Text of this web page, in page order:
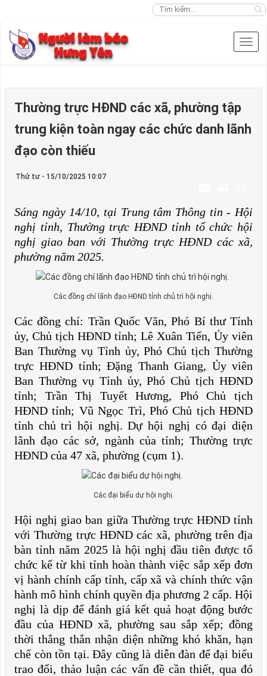
Thường trực HĐND các xã, phường tập
trung kiện toàn ngay các chức danh lãnh
đạo còn thiếu
Thứ tư - 15/10/2025 10:07
Sáng ngày 14/10, tại Trung tâm Thông tin - Hội
nghị tỉnh, Thường trực HĐND tỉnh tổ chức hội
nghị giao ban với Thường trực HĐND các xã,
phường năm 2025.
Các đồng chí lãnh đạo HĐND tỉnh chủ trì hội nghị.
Các đồng chí: Trần Quốc Văn, Phó Bí thư Tỉnh
ủy, Chủ tịch HĐND tỉnh; Lê Xuân Tiến, Ủy viên
Ban Thường vụ Tỉnh ủy, Phó Chủ tịch Thường
trực HĐND tỉnh; Đặng Thanh Giang, Ủy viên
Ban Thường vụ Tỉnh ủy, Phó Chủ tịch HĐND
tỉnh; Trần Thị Tuyết Hương, Phó Chủ tịch
HĐND tỉnh; Vũ Ngọc Trì, Phó Chủ tịch HĐND
tỉnh chủ trì hội nghị. Dự hội nghị có đại diện
lãnh đạo các sở, ngành của tỉnh; Thường trực
HĐND của 47 xã, phường (cụm 1).
Các đại biểu dự hội nghị.
Hội nghị giao ban giữa Thường trực HĐND tỉnh
với Thường trực HĐND các xã, phường trên địa
bàn tỉnh năm 2025 là hội nghị đầu tiên được tổ
chức kể từ khi tỉnh hoàn thành việc sắp xếp đơn
vị hành chính cấp tỉnh, cấp xã và chính thức vận
hành mô hình chính quyền địa phương 2 cấp. Hội
nghị là dịp để đánh giá kết quả hoạt động bước
đầu của HĐND xã, phường sau sắp xếp; đồng
thời thẳng thắn nhận diện những khó khăn, hạn
chế còn tồn tại. Đây cũng là diễn đàn để đại biểu
trao đổi, thảo luận các vấn đề cần thiết, qua đó